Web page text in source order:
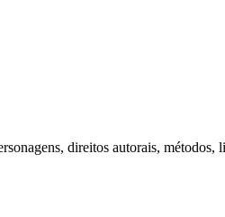
direitos autorais, métodos,